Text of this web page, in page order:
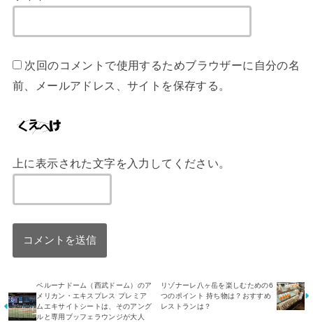
次回のコメントで使用するためブラウザーに自分の名
前、メールアドレス、サイトを保存する。
上に表示された文字を入力してください。
ベルーナドーム（西武ドーム）のア
メリカン・エキスプレス プレミア
ムエキサイトシートは、そのアング
ルと専用ブッフェラウンジが大人
リゾナーレ八ヶ岳を楽しむための6
つのポイント 持ち物は？おすすめ
レストランは？